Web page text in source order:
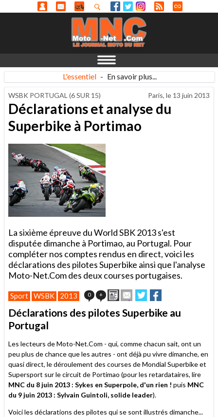
L'essentiel - En savoir plus...
WSBK PORTUGAL (6 SUR 15) Paris, le 13 juin 2013
Déclarations et analyse du
Superbike à Portimao
La sixième épreuve du World SBK 2013 s'est
disputée dimanche à Portimao, au Portugal. Pour
compléter nos comptes rendus en direct, voici les
déclarations des pilotes Superbike ainsi que l'analyse
Moto-Net.Com des deux courses portugaises.
Sport WSBK 2013 0 + ImprimerEnvoyer
cet
article
à
Partager
sur
Twitter
sur
Facebook
Déclarations des pilotes Superbike au
Portugal
Les lecteurs de Moto-Net.Com - qui, comme chacun sait, ont un
peu plus de chance que les autres - ont déjà pu vivre dimanche, en
quasi direct, le déroulement des courses de Mondial Superbike et
Supersport sur le circuit de Portimao (pour les retardataires, lire
MNC du 8 juin 2013 : Sykes en Superpole, d'un rien ! puis MNC
du 9 juin 2013 : Sylvain Guintoli, solide leader).
Voici les déclarations des pilotes qui se sont illustrés dimanche...